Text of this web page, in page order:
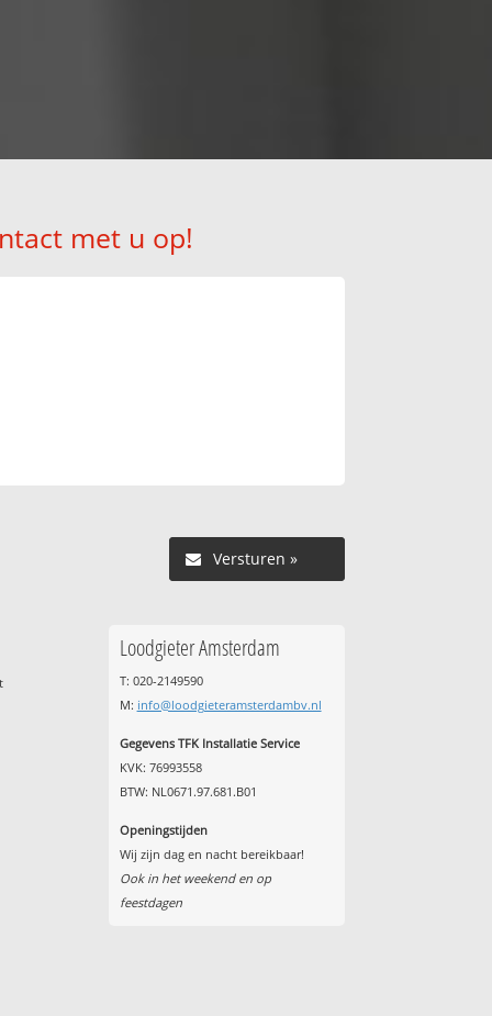
met u op!
Versturen »
Loodgieter Amsterdam
T: 020-2149590
M: info@loodgieteramsterdambv.nl
Gegevens TFK Installatie Service
KVK: 76993558
BTW: NL0671.97.681.B01
Openingstijden
Wij zijn dag en nacht bereikbaar!
Ook in het weekend en op
feestdagen